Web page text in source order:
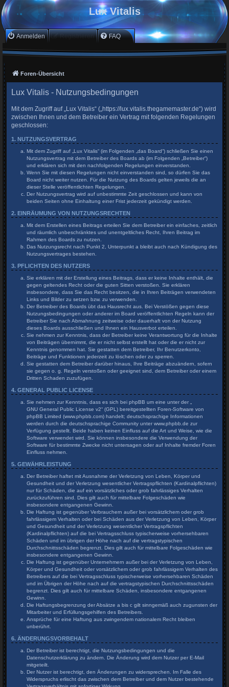
Lux Vitalis
Anmelden Registrieren FAQ
Foren-Übersicht
Lux Vitalis - Nutzungsbedingungen
Mit dem Zugriff auf „Lux Vitalis“ („https://lux.vitalis.thegamemaster.de“) wird
zwischen Ihnen und dem Betreiber ein Vertrag mit folgenden Regelungen
geschlossen:
1. NUTZUNGSVERTRAG
Mit dem Zugriff auf „Lux Vitalis“ (im Folgenden „das Board“) schließen Sie einen
Nutzungsvertrag mit dem Betreiber des Boards ab (im Folgenden „Betreiber“)
und erklären sich mit den nachfolgenden Regelungen einverstanden.
Wenn Sie mit diesen Regelungen nicht einverstanden sind, so dürfen Sie das
Board nicht weiter nutzen. Für die Nutzung des Boards gelten jeweils die an
dieser Stelle veröffentlichten Regelungen.
Der Nutzungsvertrag wird auf unbestimmte Zeit geschlossen und kann von
beiden Seiten ohne Einhaltung einer Frist jederzeit gekündigt werden.
2. EINRÄUMUNG VON NUTZUNGSRECHTEN
Mit dem Erstellen eines Beitrags erteilen Sie dem Betreiber ein einfaches, zeitlich
und räumlich unbeschränktes und unentgeltliches Recht, Ihren Beitrag im
Rahmen des Boards zu nutzen.
Das Nutzungsrecht nach Punkt 2, Unterpunkt a bleibt auch nach Kündigung des
Nutzungsvertrages bestehen.
3. PFLICHTEN DES NUTZERS
Sie erklären mit der Erstellung eines Beitrags, dass er keine Inhalte enthält, die
gegen geltendes Recht oder die guten Sitten verstoßen. Sie erklären
insbesondere, dass Sie das Recht besitzen, die in Ihren Beiträgen verwendeten
Links und Bilder zu setzen bzw. zu verwenden.
Der Betreiber des Boards übt das Hausrecht aus. Bei Verstößen gegen diese
Nutzungsbedingungen oder anderer im Board veröffentlichten Regeln kann der
Betreiber Sie nach Abmahnung zeitweise oder dauerhaft von der Nutzung
dieses Boards ausschließen und Ihnen ein Hausverbot erteilen.
Sie nehmen zur Kenntnis, dass der Betreiber keine Verantwortung für die Inhalte
von Beiträgen übernimmt, die er nicht selbst erstellt hat oder die er nicht zur
Kenntnis genommen hat. Sie gestatten dem Betreiber, Ihr Benutzerkonto,
Beiträge und Funktionen jederzeit zu löschen oder zu sperren.
Sie gestatten dem Betreiber darüber hinaus, Ihre Beiträge abzuändern, sofern
sie gegen o. g. Regeln verstoßen oder geeignet sind, dem Betreiber oder einem
Dritten Schaden zuzufügen.
4. GENERAL PUBLIC LICENSE
Sie nehmen zur Kenntnis, dass es sich bei phpBB um eine unter der „
GNU General Public License v2“ (GPL) bereitgestellten Foren-Software von
phpBB Limited (www.phpbb.com) handelt; deutschsprachige Informationen
werden durch die deutschsprachige Community unter www.phpbb.de zur
Verfügung gestellt. Beide haben keinen Einfluss auf die Art und Weise, wie die
Software verwendet wird. Sie können insbesondere die Verwendung der
Software für bestimmte Zwecke nicht untersagen oder auf Inhalte fremder Foren
Einfluss nehmen.
5. GEWÄHRLEISTUNG
Der Betreiber haftet mit Ausnahme der Verletzung von Leben, Körper und
Gesundheit und der Verletzung wesentlicher Vertragspflichten (Kardinalpflichten)
nur für Schäden, die auf ein vorsätzliches oder grob fahrlässiges Verhalten
zurückzuführen sind. Dies gilt auch für mittelbare Folgeschäden wie
insbesondere entgangenen Gewinn.
Die Haftung ist gegenüber Verbrauchern außer bei vorsätzlichem oder grob
fahrlässigem Verhalten oder bei Schäden aus der Verletzung von Leben, Körper
und Gesundheit und der Verletzung wesentlicher Vertragspflichten
(Kardinalpflichten) auf die bei Vertragsschluss typischerweise vorhersehbaren
Schäden und im übrigen der Höhe nach auf die vertragstypischen
Durchschnittsschäden begrenzt. Dies gilt auch für mittelbare Folgeschäden wie
insbesondere entgangenen Gewinn.
Die Haftung ist gegenüber Unternehmern außer bei der Verletzung von Leben,
Körper und Gesundheit oder vorsätzlichem oder grob fahrlässigem Verhalten des
Betreibers auf die bei Vertragsschluss typischerweise vorhersehbaren Schäden
und im Übrigen der Höhe nach auf die vertragstypischen Durchschnittsschäden
begrenzt. Dies gilt auch für mittelbare Schäden, insbesondere entgangenen
Gewinn.
Die Haftungsbegrenzung der Absätze a bis c gilt sinngemäß auch zugunsten der
Mitarbeiter und Erfüllungsgehilfen des Betreibers.
Ansprüche für eine Haftung aus zwingendem nationalem Recht bleiben
unberührt.
6. ÄNDERUNGSVORBEHALT
Der Betreiber ist berechtigt, die Nutzungsbedingungen und die
Datenschutzerklärung zu ändern. Die Änderung wird dem Nutzer per E-Mail
mitgeteilt.
Der Nutzer ist berechtigt, den Änderungen zu widersprechen. Im Falle des
Widerspruchs erlischt das zwischen dem Betreiber und dem Nutzer bestehende